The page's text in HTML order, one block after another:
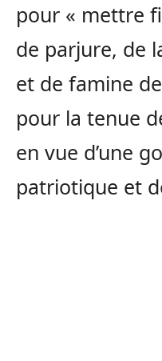
pour « mettre
de parjure, de
et de famine
pour la tenue
en vue d’une
patriotique et